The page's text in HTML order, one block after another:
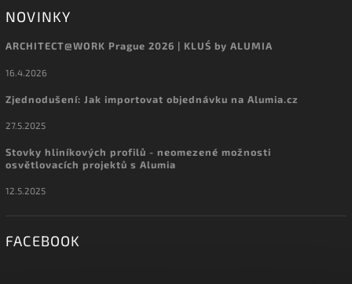
NOVINKY
ARCHITECT@WORK Prague 2026 | KLUŚ by ALUMIA
16.4.2026
Zjednodušení: Jak importovat objednávku na Alumia.cz
27.5.2025
Stovky hliníkových profilů - neomezené možnosti
osvětlovacích projektů s Alumia
12.5.2025
FACEBOOK